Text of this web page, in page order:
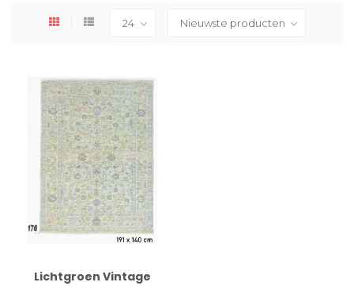
Lichtgroen Vintage